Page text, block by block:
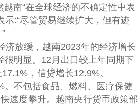
南“在全球经济的不确定性中表
:“尽管贸易继续扩大，但有迹
放缓，越南2023年的经济增长
明显。12月出口较上年同期下
，信贷增长12.9%。
不包括食品、燃料、医疗保健
速度攀升。越南央行货币政策部